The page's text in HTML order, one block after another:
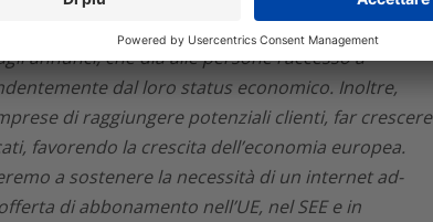
annunci, che dia alle persone l’accesso a
dal loro status economico. Inoltre,
di raggiungere potenziali clienti, far crescere
favorendo la crescita dell’economia europea.
a sostenere la necessità di un internet ad-
di abbonamento nell’UE, nel SEE e in